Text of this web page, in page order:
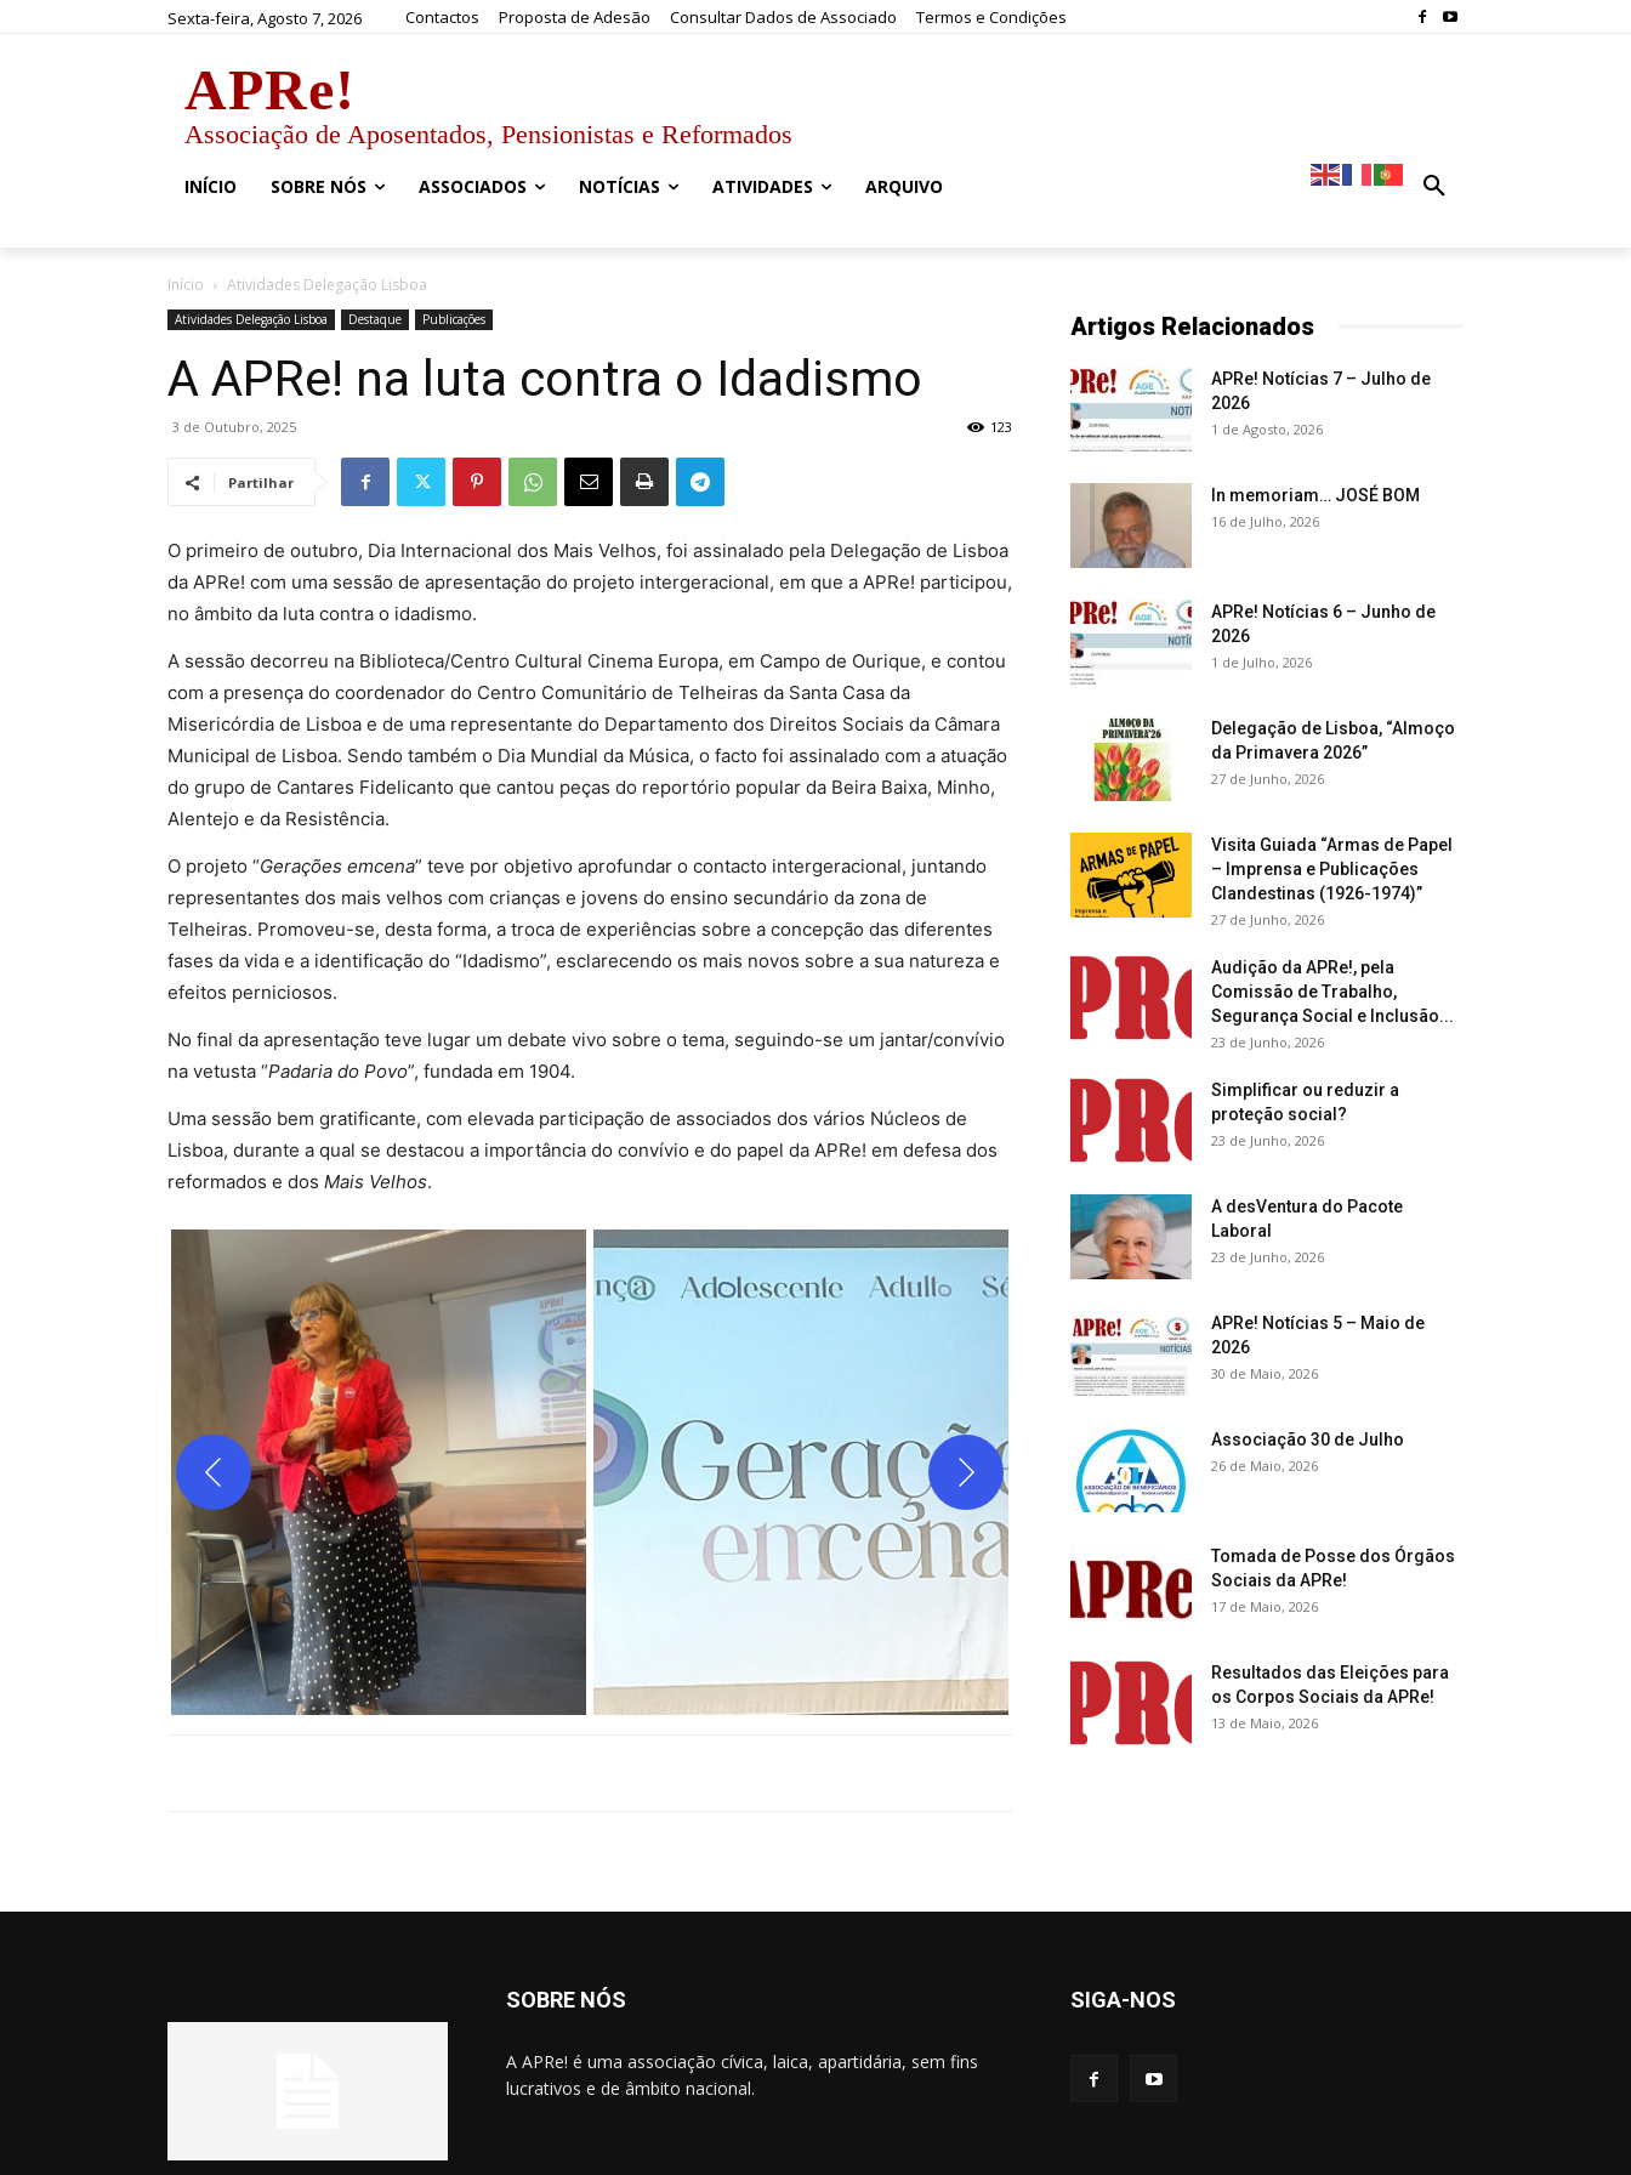
Sexta-feira, Agosto 7, 2026 Contactos Proposta de Adesão Consultar Dados de Associado Termos e Condições
APRe!
Associação de Aposentados, Pensionistas e Reformados
INÍCIO SOBRE NÓS ASSOCIADOS NOTÍCIAS ATIVIDADES ARQUIVO
Início Atividades Delegação Lisboa
Atividades Delegação Lisboa Destaque Publicações
A APRe! na luta contra o Idadismo
3 de Outubro, 2025 123
Partilhar
O primeiro de outubro, Dia Internacional dos Mais Velhos, foi assinalado pela Delegação de Lisboa
da APRe! com uma sessão de apresentação do projeto intergeracional, em que a APRe! participou,
no âmbito da luta contra o idadismo.
A sessão decorreu na Biblioteca/Centro Cultural Cinema Europa, em Campo de Ourique, e contou
com a presença do coordenador do Centro Comunitário de Telheiras da Santa Casa da
Misericórdia de Lisboa e de uma representante do Departamento dos Direitos Sociais da Câmara
Municipal de Lisboa. Sendo também o Dia Mundial da Música, o facto foi assinalado com a atuação
do grupo de Cantares Fidelicanto que cantou peças do reportório popular da Beira Baixa, Minho,
Alentejo e da Resistência.
O projeto “Gerações emcena” teve por objetivo aprofundar o contacto intergeracional, juntando
representantes dos mais velhos com crianças e jovens do ensino secundário da zona de
Telheiras. Promoveu-se, desta forma, a troca de experiências sobre a concepção das diferentes
fases da vida e a identificação do “Idadismo”, esclarecendo os mais novos sobre a sua natureza e
efeitos perniciosos.
No final da apresentação teve lugar um debate vivo sobre o tema, seguindo-se um jantar/convívio
na vetusta “Padaria do Povo”, fundada em 1904.
Uma sessão bem gratificante, com elevada participação de associados dos vários Núcleos de
Lisboa, durante a qual se destacou a importância do convívio e do papel da APRe! em defesa dos
reformados e dos Mais Velhos.
Artigos Relacionados
APRe! Notícias 7 – Julho de
2026
1 de Agosto, 2026
In memoriam… JOSÉ BOM
16 de Julho, 2026
APRe! Notícias 6 – Junho de
2026
1 de Julho, 2026
Delegação de Lisboa, “Almoço
da Primavera 2026”
27 de Junho, 2026
Visita Guiada “Armas de Papel
– Imprensa e Publicações
Clandestinas (1926-1974)”
27 de Junho, 2026
Audição da APRe!, pela
Comissão de Trabalho,
Segurança Social e Inclusão...
23 de Junho, 2026
Simplificar ou reduzir a
proteção social?
23 de Junho, 2026
A desVentura do Pacote
Laboral
23 de Junho, 2026
APRe! Notícias 5 – Maio de
2026
30 de Maio, 2026
Associação 30 de Julho
26 de Maio, 2026
Tomada de Posse dos Órgãos
Sociais da APRe!
17 de Maio, 2026
Resultados das Eleições para
os Corpos Sociais da APRe!
13 de Maio, 2026
SOBRE NÓS
A APRe! é uma associação cívica, laica, apartidária, sem fins
lucrativos e de âmbito nacional.
SIGA-NOS